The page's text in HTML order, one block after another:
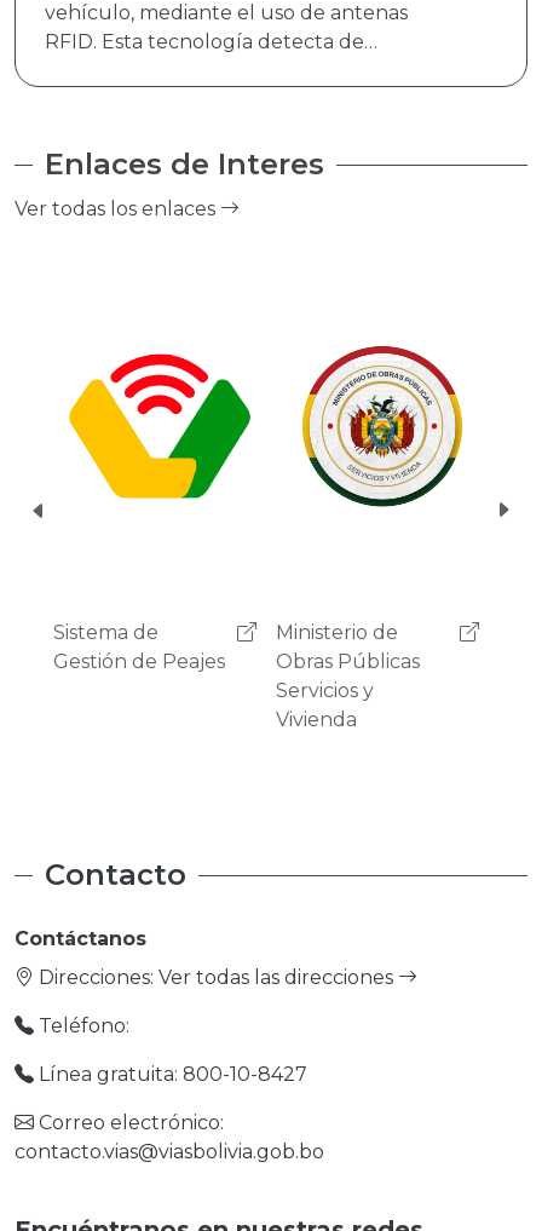
vehículo, mediante el uso de antenas
RFID. Esta tecnología detecta de
el cobro de peaje a través del debito
usuario.
Enlaces de Interes
Ver todas los enlaces
Ministerio de
Obras Públicas
Administradora
Boliviana de
Carreteras
Contacto
Contáctanos
Direcciones: Ver todas las direcciones
Teléfono:
Línea gratuita: 800-10-8427
Correo electrónico:
contacto.vias@viasbolivia.gob.bo